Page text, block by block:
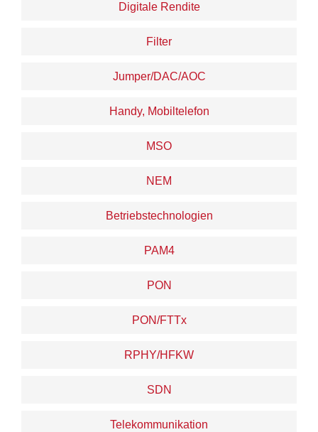
Digitale Rendite
Filter
Jumper/DAC/AOC
Handy, Mobiltelefon
MSO
NEM
Betriebstechnologien
PAM4
PON
PON/FTTx
RPHY/HFKW
SDN
Telekommunikation